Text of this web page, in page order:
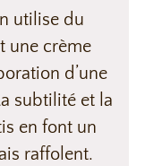
utilise du
une crème
d’une
subtilité et la
en font un
raffolent.